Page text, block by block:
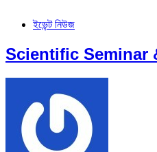
ইভেন্ট নিউজ
Scientific Seminar